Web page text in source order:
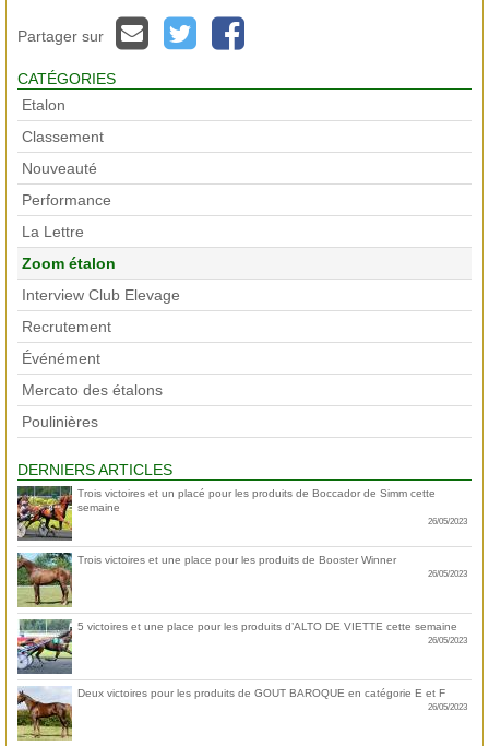
Partager sur
CATÉGORIES
Etalon
Classement
Nouveauté
Performance
La Lettre
Zoom étalon
Interview Club Elevage
Recrutement
Événément
Mercato des étalons
Poulinières
DERNIERS ARTICLES
Trois victoires et un placé pour les produits de Boccador de Simm cette
semaine
26/05/2023
Trois victoires et une place pour les produits de Booster Winner
26/05/2023
5 victoires et une place pour les produits d’ALTO DE VIETTE cette semaine
26/05/2023
Deux victoires pour les produits de GOUT BAROQUE en catégorie E et F
26/05/2023